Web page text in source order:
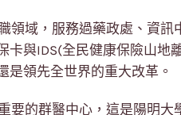
領域，服務過藥政處、資
卡與IDS(全民健康保險山地
是領先全世界的重大改革。
要的群醫中心，這是陽明大